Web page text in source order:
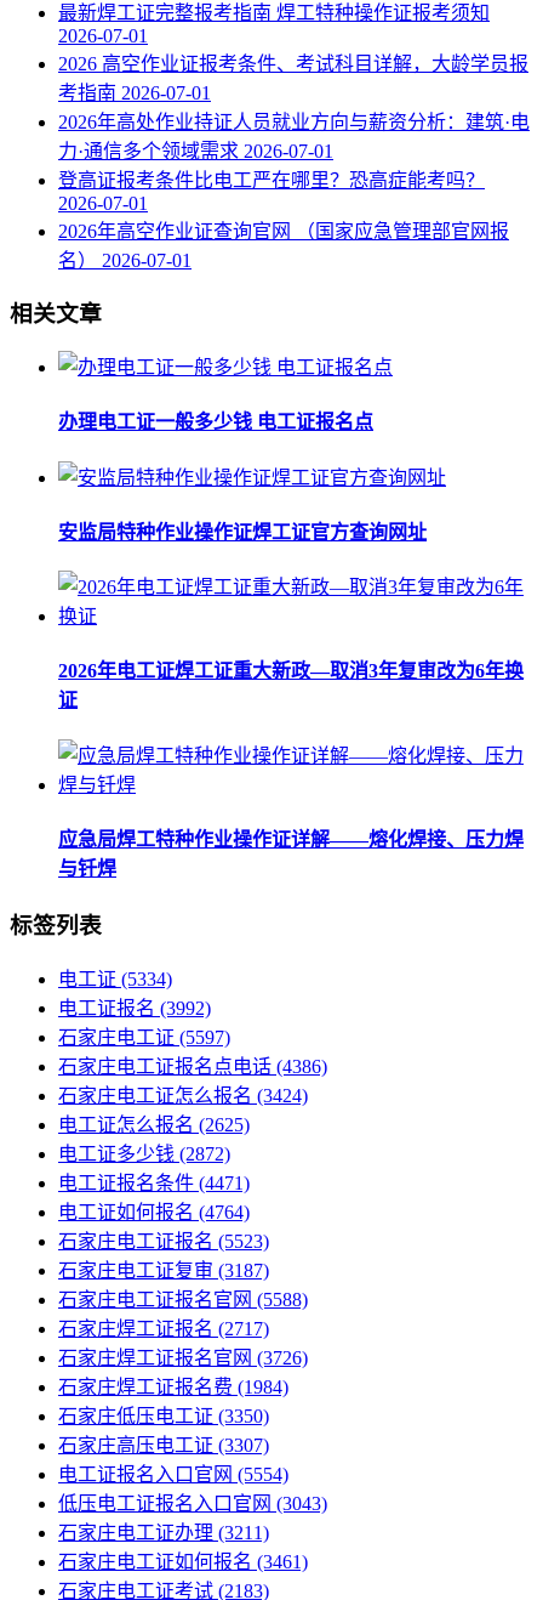
最新焊工证完整报考指南 焊工特种操作证报考须知
2026-07-01
2026 高空作业证报考条件、考试科目详解，大龄学员报
考指南 2026-07-01
2026年高处作业持证人员就业方向与薪资分析：建筑·电
力·通信多个领域需求 2026-07-01
登高证报考条件比电工严在哪里？恐高症能考吗？
2026-07-01
2026年高空作业证查询官网 （国家应急管理部官网报
名） 2026-07-01
相关文章
办理电工证一般多少钱 电工证报名点
安监局特种作业操作证焊工证官方查询网址
2026年电工证焊工证重大新政—取消3年复审改为6年换
证
应急局焊工特种作业操作证详解——熔化焊接、压力焊
与钎焊
标签列表
电工证 (5334)
电工证报名 (3992)
石家庄电工证 (5597)
石家庄电工证报名点电话 (4386)
石家庄电工证怎么报名 (3424)
电工证怎么报名 (2625)
电工证多少钱 (2872)
电工证报名条件 (4471)
电工证如何报名 (4764)
石家庄电工证报名 (5523)
石家庄电工证复审 (3187)
石家庄电工证报名官网 (5588)
石家庄焊工证报名 (2717)
石家庄焊工证报名官网 (3726)
石家庄焊工证报名费 (1984)
石家庄低压电工证 (3350)
石家庄高压电工证 (3307)
电工证报名入口官网 (5554)
低压电工证报名入口官网 (3043)
石家庄电工证办理 (3211)
石家庄电工证如何报名 (3461)
石家庄电工证考试 (2183)